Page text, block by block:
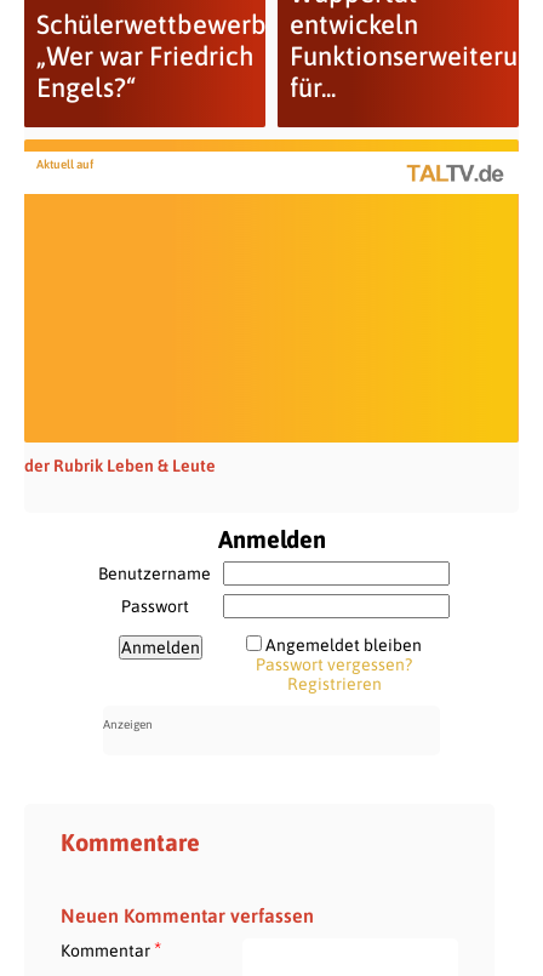
Schülerwettbewerb
„Wer war Friedrich
Engels?“
entwickeln
für...
Aktuell auf
der Rubrik Leben & Leute
Anmelden
Benutzername
Passwort
Angemeldet bleiben
Passwort vergessen?
Registrieren
Kommentare
Neuen Kommentar verfassen
Kommentar*